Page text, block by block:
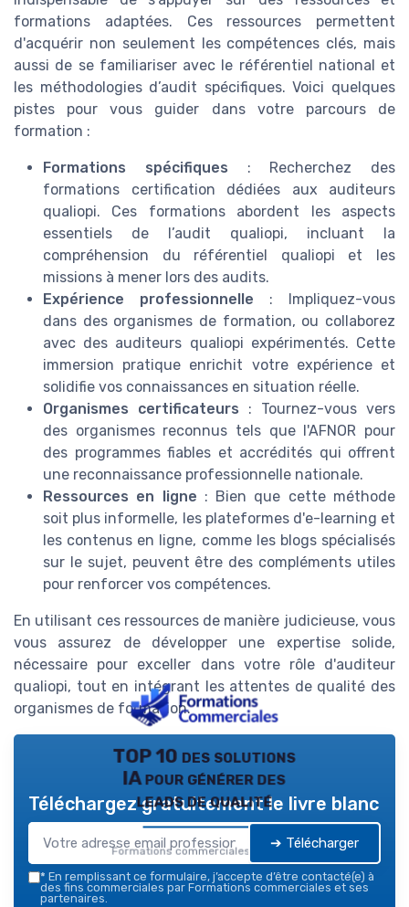
formations adaptées. Ces ressources permettent
d'acquérir non seulement les compétences clés, mais
aussi de se familiariser avec le référentiel national et
les méthodologies d’audit spécifiques. Voici quelques
pistes pour vous guider dans votre parcours de
formation :
Formations spécifiques : Recherchez des
formations certification dédiées aux auditeurs
qualiopi. Ces formations abordent les aspects
essentiels de l’audit qualiopi, incluant la
compréhension du référentiel qualiopi et les
missions à mener lors des audits.
Expérience professionnelle : Impliquez-vous
dans des organismes de formation, ou collaborez
avec des auditeurs qualiopi expérimentés. Cette
immersion pratique enrichit votre expérience et
solidifie vos connaissances en situation réelle.
Organismes certificateurs : Tournez-vous vers
des organismes reconnus tels que l'AFNOR pour
des programmes fiables et accrédités qui offrent
une reconnaissance professionnelle nationale.
Ressources en ligne : Bien que cette méthode
soit plus informelle, les plateformes d'e-learning et
les contenus en ligne, comme les blogs spécialisés
sur le sujet, peuvent être des compléments utiles
pour renforcer vos compétences.
En utilisant ces ressources de manière judicieuse, vous
vous assurez de développer une expertise solide,
nécessaire pour exceller dans votre rôle d'auditeur
qualiopi, tout en intégrant les attentes de qualité des
organismes de formation.
TOP 10 des solutions
IA pour générer des
leads de qualité
Formations commerciales — 2026
Téléchargez gratuitement le livre blanc
➔ Télécharger
* En remplissant ce formulaire, j’accepte d’être contacté(e) à
des fins commerciales par Formations commerciales et ses
partenaires.